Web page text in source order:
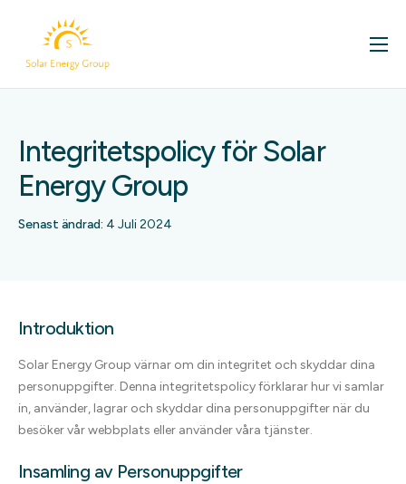
För ditt hem
Om oss
Kontakt
Våra projekt
Integritetspolicy för Solar
Energy Group
Senast ändrad: 4 Juli 2024
Introduktion
Solar Energy Group värnar om din integritet och skyddar dina
personuppgifter. Denna integritetspolicy förklarar hur vi samlar
in, använder, lagrar och skyddar dina personuppgifter när du
besöker vår webbplats eller använder våra tjänster.
Insamling av Personuppgifter